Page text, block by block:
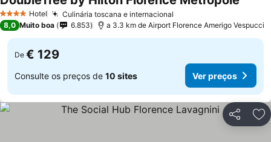
4 EstrelasHotel Culinária toscana e internacional
8,0 Muito boa 6.853 a 3.3 km de Airport Florence Amerigo Vespucci
De € 129
Consulte os preços de 10 sites Ver preços
Partilhar